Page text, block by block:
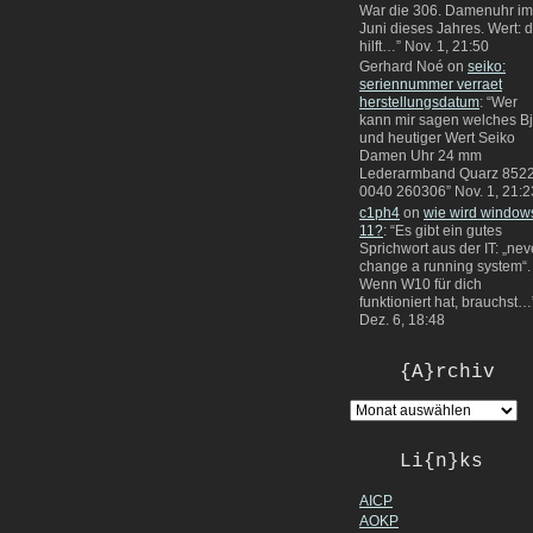
War die 306. Damenuhr im
Juni dieses Jahres. Wert:
hilft…” Nov. 1, 21:50
Gerhard Noé on seiko:
seriennummer verraet
herstellungsdatum: “Wer
kann mir sagen welches
und heutiger Wert Seiko
Damen Uhr 24 mm
Lederarmband Quarz
0040 260306” Nov. 1,
c1ph4 on wie wird
11?: “Es gibt ein gutes
Sprichwort aus der IT:
change a running system“.
Wenn W10 für dich
funktioniert hat, brauchst…
Dez. 6, 18:48
{A}rchiv
Li{n}ks
AICP
AOKP